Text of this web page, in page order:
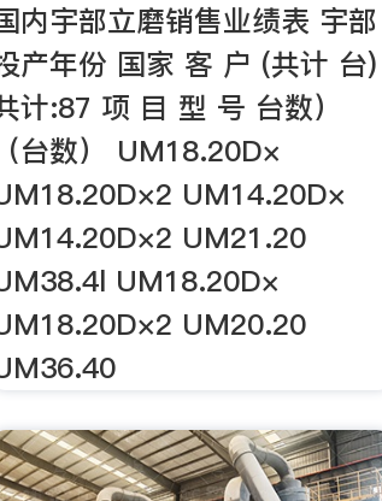
内宇部立磨销售业绩表 宇部
产年份 国家 客 户 (共计 台)
计:87 项 目 型 号 台数）
（台数） UM18.20D×
UM14.20D×
UM21.20
UM18.20D×
UM20.20